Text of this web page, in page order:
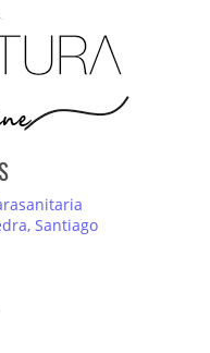
Santiago